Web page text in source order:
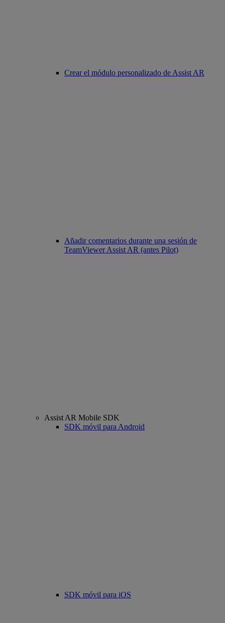
Crear el módulo personalizado de Assist AR
Añadir comentarios durante una sesión de
TeamViewer Assist AR (antes Pilot)
Assist AR Mobile SDK
SDK móvil para Android
SDK móvil para iOS